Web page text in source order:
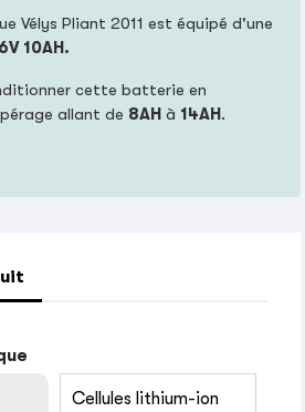
Vélys Pliant 2011 est équipé d'une
10AH.
cette batterie en
allant de 8AH à 14AH.
Cellules lithium-ion